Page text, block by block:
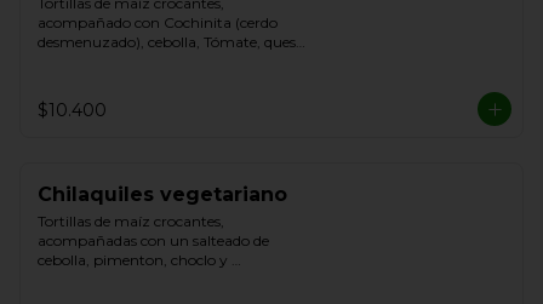
acompañado con Cochinita (cerdo
desmenuzado), cebolla, Tómate, queso
$10.400
Chilaquiles vegetariano
Tortillas de maíz crocantes,
acompañadas con un salteado de
cebolla, pimenton, choclo y